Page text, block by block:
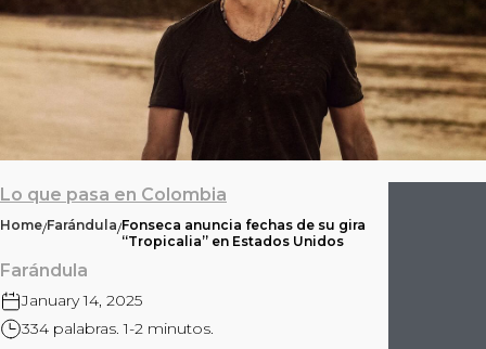
Lo que pasa en Colombia
Home/Farándula/Fonseca anuncia fechas de su gira
“Tropicalia” en Estados Unidos
Farándula
January 14, 2025
334 palabras. 1-2 minutos.